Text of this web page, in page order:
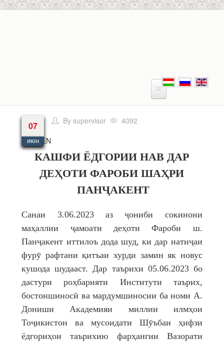
07
июн
Bysupervisor
4092
Язык EN
КАШФИ ЁДГОРИИ НАВ ДАР
ДЕҲОТИ ФАРОБИ ШАҲРИ
ПАНҶАКЕНТ
Санаи 3.06.2023 аз ҷониби сокинони
маҳаллии ҷамоати деҳоти Фароби ш.
Панҷакент иттилоъ дода шуд, ки дар натиҷаи
фурӯ рафтани қитъаи хурди замин як новус
кушода шудааст. Дар таърихи 05.06.2023 бо
дастури роҳбарияти Институти таърих,
бостоншиносӣ ва мардумшиносии ба номи А.
Дониши Академияи миллии илмҳои
Тоҷикистон ва мусоидати Шӯъбаи ҳифзи
ёдгориҳои таърихию фарҳангии Вазорати